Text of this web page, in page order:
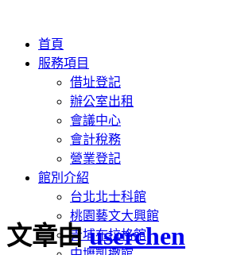
首頁
服務項目
借址登記
辦公室出租
會議中心
會計稅務
營業登記
館別介紹
台北北士科館
桃園藝文大興館
青埔布拉格館
文章由userchen